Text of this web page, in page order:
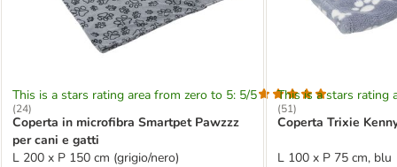
This is a stars rating area from zero to 5: 5/5
(24)
Coperta in microfibra Smartpet Pawzzz
per cani e gatti
L 200 x P 150 cm (grigio/nero)
This is a stars rating
(51)
Coperta Trixie
L 100 x P 75 cm, blu